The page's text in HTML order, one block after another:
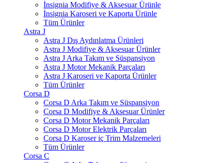
İnsignia Modifiye & Aksesuar Ürünle
İnsignia Karoseri ve Kaporta Ürünle
Tüm Ürünler
Astra J
Astra J Dış Aydınlatma Ürünleri
Astra J Modifiye & Aksesuar Ürünler
Astra J Arka Takım ve Süspansiyon
Astra J Motor Mekanik Parçaları
Astra J Karoseri ve Kaporta Ürünler
Tüm Ürünler
Corsa D
Corsa D Arka Takım ve Süspansiyon
Corsa D Modifiye & Aksesuar Ürünler
Corsa D Motor Mekanik Parçaları
Corsa D Motor Elektrik Parçaları
Corsa D Karoser iç Trim Malzemeleri
Tüm Ürünler
Corsa C